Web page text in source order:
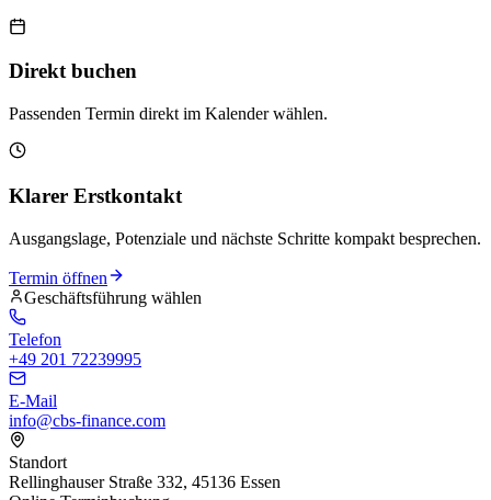
Direkt buchen
Passenden Termin direkt im Kalender wählen.
Klarer Erstkontakt
Ausgangslage, Potenziale und nächste Schritte kompakt besprechen.
Termin öffnen
Geschäftsführung wählen
Telefon
+49 201 72239995
E-Mail
info@cbs-finance.com
Standort
Rellinghauser Straße 332, 45136 Essen